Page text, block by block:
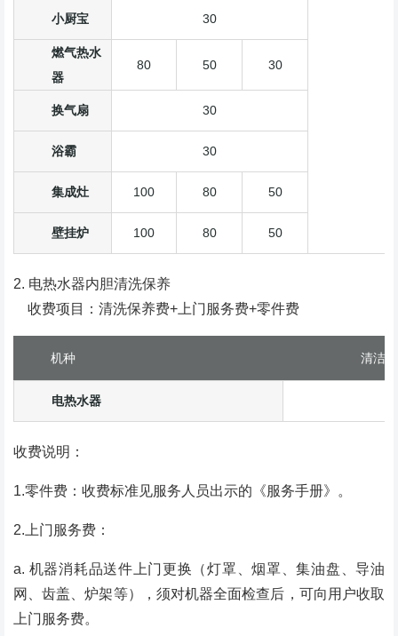
小厨宝 30
燃气热水
器
80 50 30
换气扇 30
浴霸 30
集成灶 100 80 50
壁挂炉 100 80 50
2. 电热水器内胆清洗保养
收费项目：清洗保养费+上门服务费+零件费
机种 清洁
电热水器
收费说明：
1.零件费：收费标准见服务人员出示的《服务手册》。
2.上门服务费：
a. 机器消耗品送件上门更换（灯罩、烟罩、集油盘、导油
网、齿盖、炉架等），须对机器全面检查后，可向用户收取
上门服务费。